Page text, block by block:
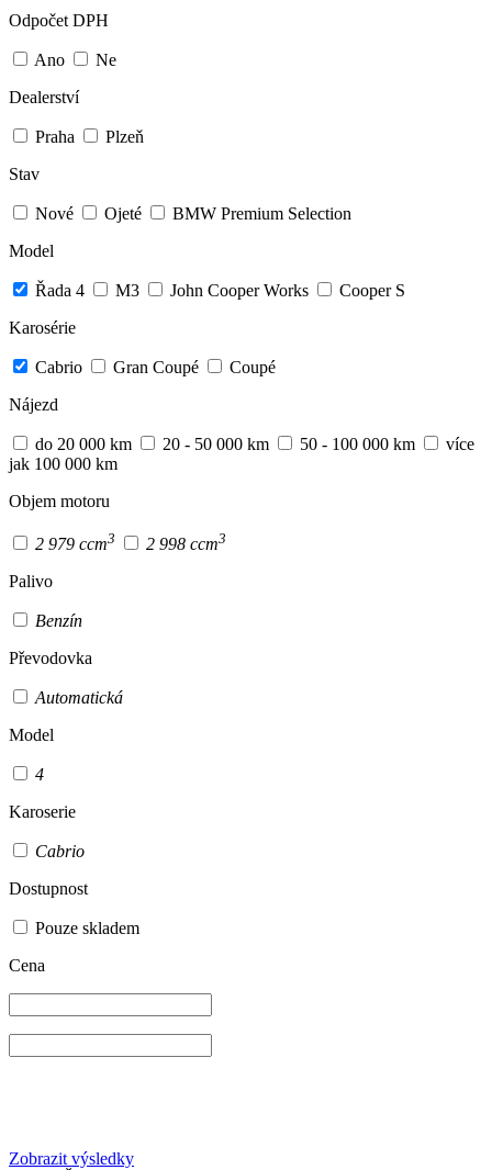
Odpočet DPH
Ano
Ne
Dealerství
Praha
Plzeň
Stav
Nové Ojeté
BMW Premium Selection
Model
Řada 4 M3 John Cooper Works
Cooper S
Karosérie
Cabrio Gran Coupé
Coupé
Nájezd
do 20 000 km 20 - 50 000 km 50 - 100 000 km
více
jak 100 000 km
Objem motoru
2 979 ccm3 2 998 ccm3
Palivo
Benzín
Převodovka
Automatická
Model
4
Karoserie
Cabrio
Dostupnost
Pouze skladem
Cena
Zobrazit výsledky